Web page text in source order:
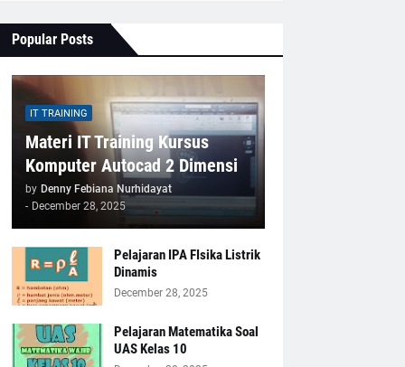
Popular Posts
IT TRAINING
Materi IT Training Kursus
Komputer Autocad 2 Dimensi
by Denny Febiana Nurhidayat
- December 28, 2025
Pelajaran IPA FIsika Listrik
Dinamis
December 28, 2025
Pelajaran Matematika Soal
UAS Kelas 10